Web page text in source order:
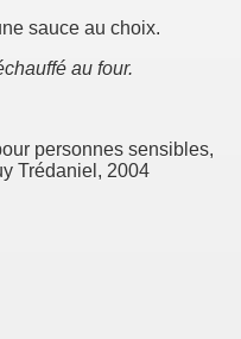
sauce au choix.
au four.
personnes sensibles,
Trédaniel, 2004